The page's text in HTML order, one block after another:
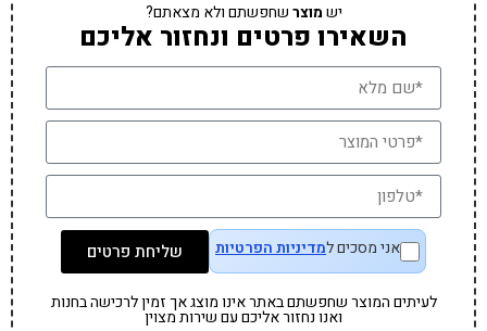
ישמוצרשחפשתם ולא מצאתם?
השאירו פרטים ונחזור אליכם
אני מסכים למדיניות הפרטיות שליחת פרטים
לעיתים המוצר שחפשתם באתר אינו מוצג אך זמין לרכישה בחנות
ואנו נחזור אליכם עם שירות מצוין